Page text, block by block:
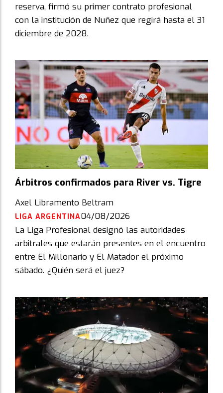
reserva, firmó su primer contrato profesional
con la institución de Nuñez que regirá hasta el 31
diciembre de 2028.
Árbitros confirmados para River vs. Tigre
Axel Libramento Beltram
LIGA ARGENTINA04/08/2026
La Liga Profesional designó las autoridades
arbitrales que estarán presentes en el encuentro
entre El Millonario y El Matador el próximo
sábado. ¿Quién será el juez?